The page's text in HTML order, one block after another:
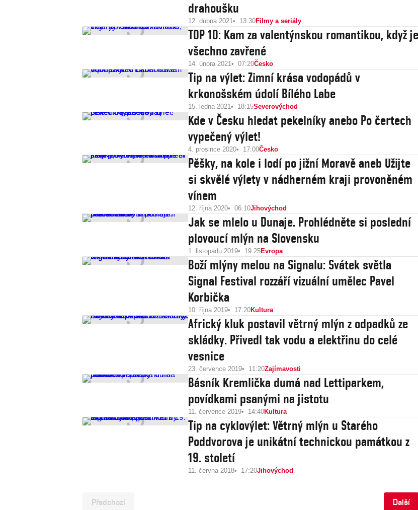
drahoušku
12. dubna 2021 13:30Filmy a seriály
TOP 10: Kam za valentýnskou romantikou, když je
všechno zavřené
14. února 2021 07:20Česko
Tip na výlet: Zimní krása vodopádů v
krkonošském údolí Bílého Labe
15. ledna 2021 18:15Severovýchod
Kde v Česku hledat pekelníky anebo Po čertech
vypečený výlet!
4. prosince 2020 17:00Česko
Pěšky, na kole i lodí po jižní Moravě aneb Užijte
si skvělé výlety v nádherném kraji provoněném
vínem
12. října 2020 06:10Jihovýchod
Jak se mlelo u Dunaje. Prohlédněte si poslední
plovoucí mlýn na Slovensku
1. listopadu 2019 19:25Evropa
Boží mlýny melou na Signalu: Svátek světla
Signal Festival rozzáří vizuální umělec Pavel
Korbička
10. října 2019 17:20Kultura
Africký kluk postavil větrný mlýn z odpadků ze
skládky. Přivedl tak vodu a elektřinu do celé
vesnice
23. července 2019 11:20Zajímavosti
Básník Kremlička dumá nad Lettiparkem,
povídkami psanými na jistotu
11. července 2019 14:40Kultura
Tip na cyklovýlet: Větrný mlýn u Starého
Poddvorova je unikátní technickou památkou z
19. století
11. června 2018 17:20Jihovýchod
Předchozí Další